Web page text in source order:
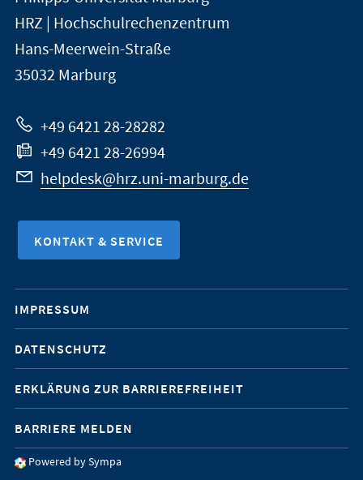
und
Informationen
zur
Website
der
Universität
Marburg
HRZ | Hochschulrechenzentrum
Hans-Meerwein-Straße
35032 Marburg
+49 6421 28-28282
+49 6421 28-26994
helpdesk@hrz.uni-marburg.de
KONTAKT & SERVICE
Mobile-
Service-
Navigation
IMPRESSUM
DATENSCHUTZ
ERKLÄRUNG ZUR BARRIEREFREIHEIT
BARRIERE MELDEN
Powered by Sympa